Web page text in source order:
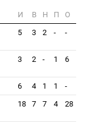
И В Н П
О
5 3 2 - -
3 2 - 1 6
6 4 1 1
-
18 7 7 4 28